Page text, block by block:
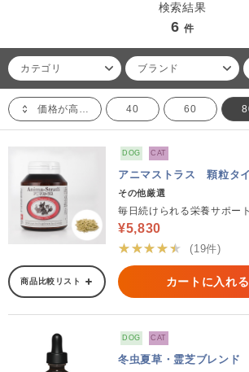
検索結果
6 件
カテゴリ ブランド
価格が高い順 40 60
DOG CAT
アニマストラス 顆粒タ
その他厳選
毎日続けられる栄養サポー
¥5,830
★★★★★
(19件)
商品比較リスト カートに入れる
DOG CAT
冬虫夏草・霊芝ブレンド